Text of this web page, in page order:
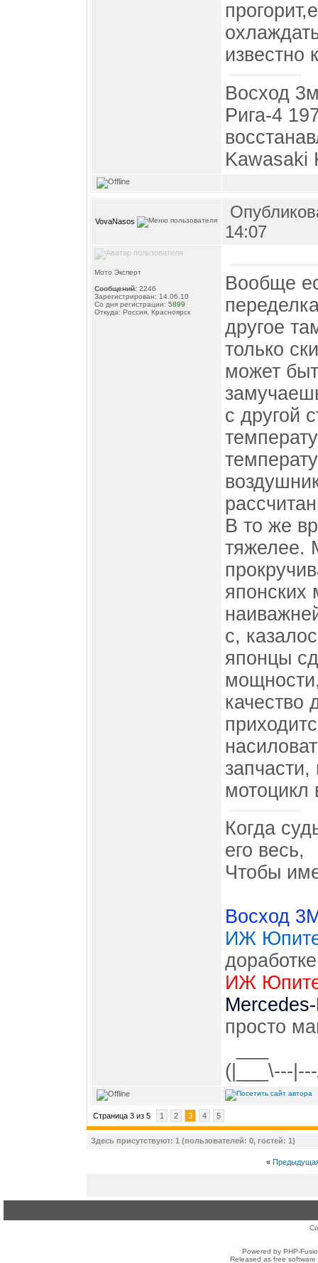
известно
Восход
Рига-4
Kawasaki
VovaNasos
14:07
Мото Эксперт
Сообщений: 2246
Зарегистрирован: 14.06.10
Со дня регистрации: 5899
Откуда: Россия, Красноярск
Вообще
другое
только
может
с другой
В то же
тяжелее.
японских
с,
японцы
качество
мотоцикл
Когда
его весь,
Чтобы
Восход
ИЖ
ИЖ
просто
(|___\---
Страница 3 из 5 1 2 3 4 5
Здесь присутствуют: 1 (пользователей: 0, гостей: 1)
«
Powered by PHP-
Released as free